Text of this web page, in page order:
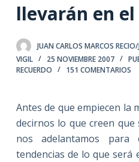
o
n
e
n
llevarán en el
JUAN CARLOS MARCOS
VIGIL
25 NOVIEMBRE 2007
RECUERDO
151 COMENTARIOS
Antes de que empiecen la
decirnos lo que creen que
nos adelantamos para
tendencias de lo que será